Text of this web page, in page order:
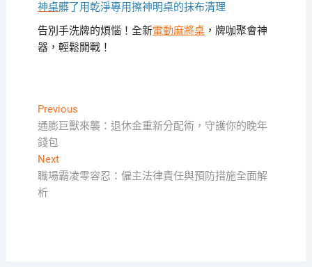
神桌髒了用乾淨專用擦神明桌的抹布清理
告別手洗牌的煩惱！全新電動麻將桌，牌咖聚會神
器，輕鬆開戰！
文
章
導
覽
PreviousPrevious
post:
通膨巨獸來襲：退休金重新分配術，守護你的晚年
錢包
NextNext
post:
職場霸凌零容忍：僱主法律責任與預防措施全面解
析